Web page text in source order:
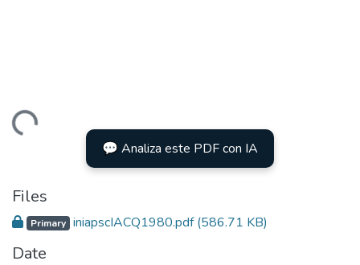
Loading... 💬 Analiza este PDF con IA
Files
Primary iniapscIACQ1980.pdf(586.71 KB)
Date